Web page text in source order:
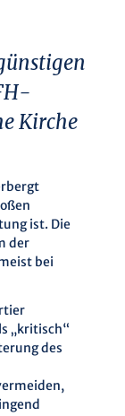
Kirche
ist. Die
der
bei
„kritisch“
des